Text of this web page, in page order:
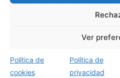
Ver
Política de
cookies
Política de
privacidad
Términos y condiciones
Transformamos ideas en impresos bien